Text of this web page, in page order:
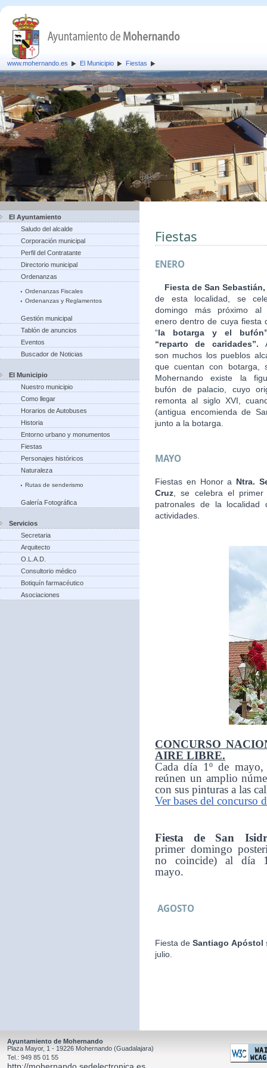
www.mohernando.es El Municipio Fiestas
El Ayuntamiento
Saludo del alcalde
Corporación municipal
Perfil del Contratante
Directorio municipal
Ordenanzas
Ordenanzas Fiscales
Ordenanzas y Reglamentos
Gestión municipal
Tablón de anuncios
Eventos
Buscador de Noticias
El Municipio
Nuestro municipio
Como llegar
Horarios de Autobuses
Historia
Entorno urbano y monumentos
Fiestas
Personajes históricos
Naturaleza
Rutas de senderismo
Galería Fotográfica
Servicios
Secretaria
Arquitecto
O.L.A.D.
Consultorio médico
Botiquín farmacéutico
Asociaciones
Fiestas
ENERO
Fiesta de San Sebastián,
de esta localidad, se
domingo más próximo
enero dentro de cuya fiesta
“la botarga
y el
“reparto de caridades”.
son muchos los pueblos
que cuentan con botarga,
Mohernando existe la
bufón de palacio, cuyo
remonta al siglo XVI,
(antigua encomienda de
junto a la botarga.
MAYO
Fiestas en Honor a Ntra.
Cruz , se celebra el
patronales de la
actividades.
CONCURSO
AIRE LIBRE.
Cada día 1º de mayo,
reúnen un amplio
con sus pinturas a las
Ver bases del concurso
Fiesta de San
primer domingo
no coincide) al día
mayo.
AGOSTO
Fiesta deSantiago Apóstol
julio.
Ayuntamiento de Mohernando
Plaza Mayor, 1 - 19226 Mohernando (Guadalajara)
Tel.: 949 85 01 55